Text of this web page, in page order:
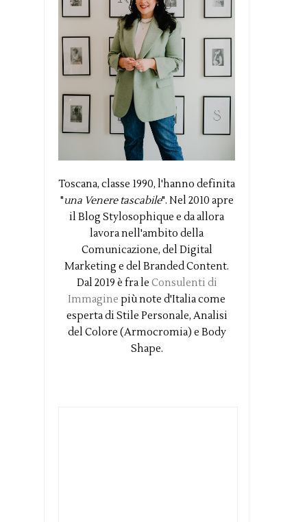
Toscana, classe 1990, l'hanno definita
"una Venere tascabile". Nel 2010 apre
il Blog Stylosophique e da allora
lavora nell'ambito della
Comunicazione, del Digital
Marketing e del Branded Content.
Dal 2019 è fra le Consulenti di
Immagine più note d'Italia come
esperta di Stile Personale, Analisi
del Colore (Armocromia) e Body
Shape.